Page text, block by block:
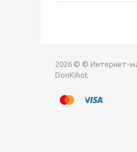
2026 © © Интернет-
DonKihot